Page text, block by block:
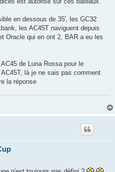
en dessous de 35', les GC32
les AC45T naviguent depuis
Oracle qui en ont 2, BAR a eu les
de Luna Rossa pour le
là je ne sais pas comment
la réponse